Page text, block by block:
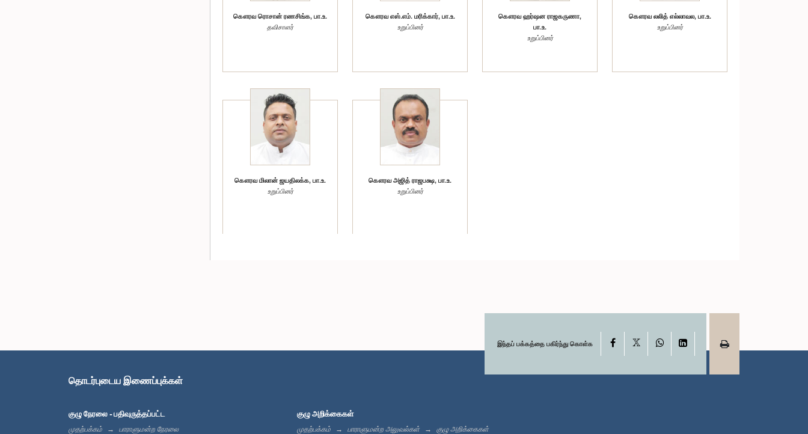
கௌரவ ரொசான் ரணசிங்க, பா.உ.
தவிசாளர்
கௌரவ எஸ்.எம். மரிக்கார், பா.உ.
உறுப்பினர்
கௌரவ ஹர்ஷன ராஜகருணா,
பா.உ.
உறுப்பினர்
கௌரவ லலித் எல்லாவல, பா.உ.
உறுப்பினர்
கௌரவ மிலான் ஜயதிலக்க, பா.உ.
உறுப்பினர்
கௌரவ அஜித் ராஜபக்ஷ, பா.உ.
உறுப்பினர்
இந்தப் பக்கத்தை பகிர்ந்து கொள்க Facebook WhatsAppLinkedIn
தொடர்புடைய இணைப்புக்கள்
குழு நேரலை - பதிவுருத்தப்பட்ட
முதற்பக்கம்
பாராளுமன்ற நேரலை
குழு அறிக்கைகள்
முதற்பக்கம் பாராளுமன்ற அலுவல்கள் குழு அறிக்கைகள்